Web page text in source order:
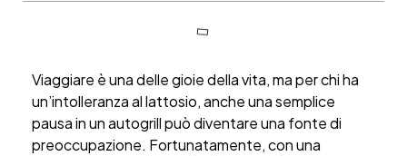
Viaggiare è una delle gioie della vita, ma per chi ha
un’intolleranza al lattosio, anche una semplice
pausa in un autogrill può diventare una fonte di
preoccupazione. Fortunatamente, con una